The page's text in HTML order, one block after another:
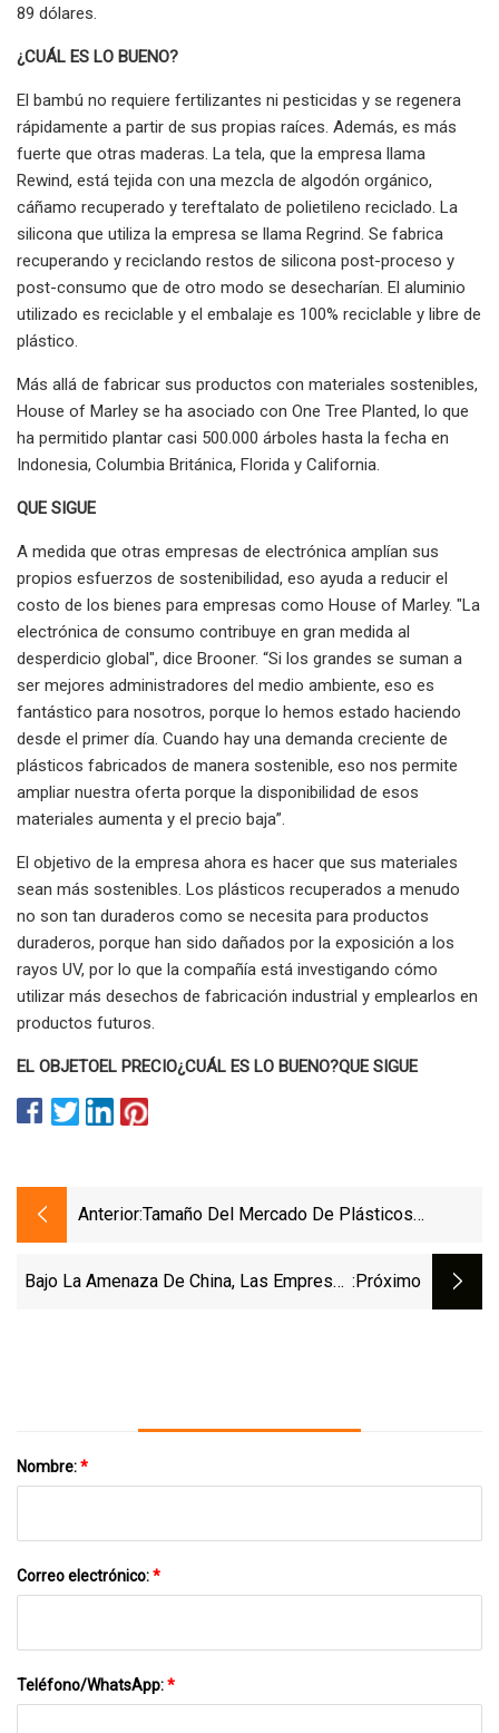
89 dólares.
¿CUÁL ES LO BUENO?
El bambú no requiere fertilizantes ni pesticidas y se regenera
rápidamente a partir de sus propias raíces. Además, es más
fuerte que otras maderas. La tela, que la empresa llama
Rewind, está tejida con una mezcla de algodón orgánico,
cáñamo recuperado y tereftalato de polietileno reciclado. La
silicona que utiliza la empresa se llama Regrind. Se fabrica
recuperando y reciclando restos de silicona post-proceso y
post-consumo que de otro modo se desecharían. El aluminio
utilizado es reciclable y el embalaje es 100% reciclable y libre de
plástico.
Más allá de fabricar sus productos con materiales sostenibles,
House of Marley se ha asociado con One Tree Planted, lo que
ha permitido plantar casi 500.000 árboles hasta la fecha en
Indonesia, Columbia Británica, Florida y California.
QUE SIGUE
A medida que otras empresas de electrónica amplían sus
propios esfuerzos de sostenibilidad, eso ayuda a reducir el
costo de los bienes para empresas como House of Marley. "La
electrónica de consumo contribuye en gran medida al
desperdicio global", dice Brooner. “Si los grandes se suman a
ser mejores administradores del medio ambiente, eso es
fantástico para nosotros, porque lo hemos estado haciendo
desde el primer día. Cuando hay una demanda creciente de
plásticos fabricados de manera sostenible, eso nos permite
ampliar nuestra oferta porque la disponibilidad de esos
materiales aumenta y el precio baja”.
El objetivo de la empresa ahora es hacer que sus materiales
sean más sostenibles. Los plásticos recuperados a menudo
no son tan duraderos como se necesita para productos
duraderos, porque han sido dañados por la exposición a los
rayos UV, por lo que la compañía está investigando cómo
utilizar más desechos de fabricación industrial y emplearlos en
productos futuros.
EL OBJETOEL PRECIO¿CUÁL ES LO BUENO?QUE SIGUE
Anterior:Tamaño Del Mercado De Plásticos
Tendencias Para 2023 Estadísticas
Bajo La Amenaza De China, Las Empresas :próximo
Nombre:*
Correo electrónico:*
Teléfono/WhatsApp:*